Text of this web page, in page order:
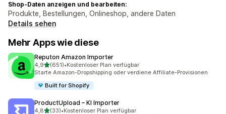
Shop-Daten anzeigen und bearbeiten:
Produkte, Bestellungen, Onlineshop, andere Daten
Details sehen
Mehr Apps wie diese
Reputon Amazon Importer
4,9von 5 Sternen
(651)
651 Rezensionen insgesamt
•Kostenloser Plan verfügbar
Starte Amazon-Dropshipping oder verdiene Affiliate-Provisionen
Built for Shopify
ProductUpload – KI Importer
4,8von 5 Sternen
(33)•Kostenloser Plan verfügbar